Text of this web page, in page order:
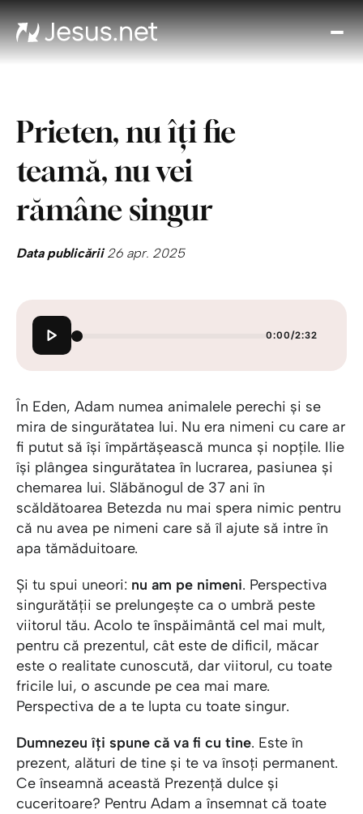
l
Prieten, nu îți fie
teamă, nu vei
rămâne singur
Data publicării26 apr. 2025
0:00/2:32
În Eden, Adam numea animalele perechi și se
mira de singurătatea lui. Nu era nimeni cu care ar
fi putut să își împărtășească munca și nopțile. Ilie
își plângea singurătatea în lucrarea, pasiunea și
chemarea lui. Slăbănogul de 37 ani în
scăldătoarea Betezda nu mai spera nimic pentru
că nu avea pe nimeni care să îl ajute să intre în
apa tămăduitoare.
Și tu spui uneori: nu am pe nimeni. Perspectiva
singurătății se prelungește ca o umbră peste
viitorul tău. Acolo te înspăimântă cel mai mult,
pentru că prezentul, cât este de dificil, măcar
este o realitate cunoscută, dar viitorul, cu toate
fricile lui, o ascunde pe cea mai mare.
Perspectiva de a te lupta cu toate singur.
Dumnezeu îți spune că va fi cu tine. Este în
prezent, alături de tine și te va însoți permanent.
Ce înseamnă această Prezență dulce și
cuceritoare? Pentru Adam a însemnat că toate